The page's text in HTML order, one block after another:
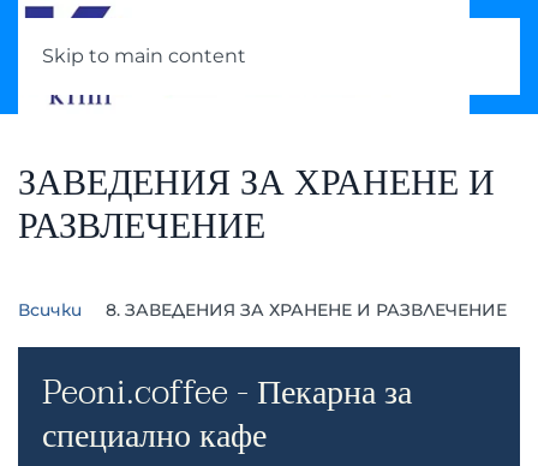
Skip to main content
ЗАВЕДЕНИЯ ЗА ХРАНЕНЕ И
РАЗВЛЕЧЕНИЕ
Всички 8. ЗАВЕДЕНИЯ ЗА ХРАНЕНЕ И РАЗВЛЕЧЕНИЕ
Peoni.coffee - Пекарна за
специално кафе